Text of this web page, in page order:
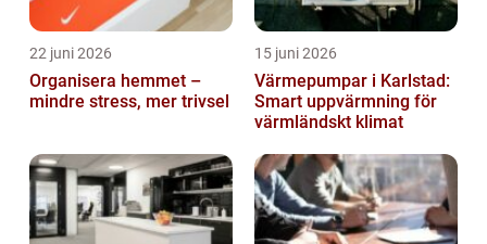
22 juni 2026
Organisera hemmet –
mindre stress, mer trivsel
15 juni 2026
Värmepumpar i Karlstad:
Smart uppvärmning för
värmländskt klimat